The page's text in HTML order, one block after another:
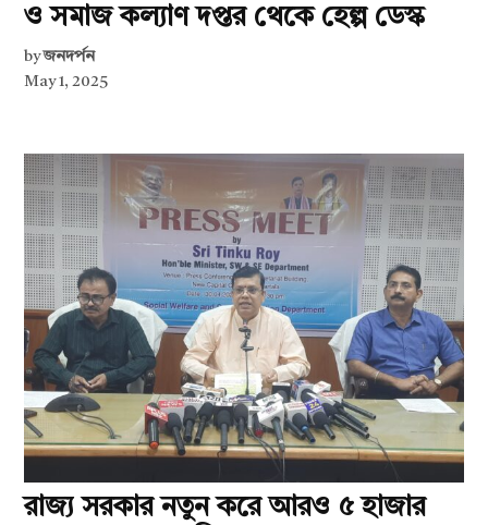
ও সমাজ কল্যাণ দপ্তর থেকে হেল্প ডেস্ক
by জনদর্পন
May 1, 2025
রাজ্য সরকার নতুন করে আরও ৫ হাজার